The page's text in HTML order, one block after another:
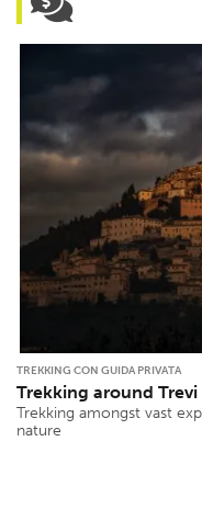
TREKKING CON GUIDA PRIVATA
Trekking around Trevi
Trekking amongst vast
nature